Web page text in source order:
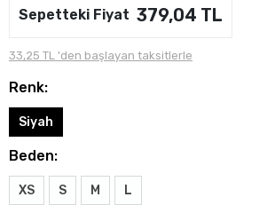
Sepetteki Fiyat 379,04 TL
33,25 TL 'den başlayan taksitlerle
Renk:
Siyah
Beden:
XS S M L